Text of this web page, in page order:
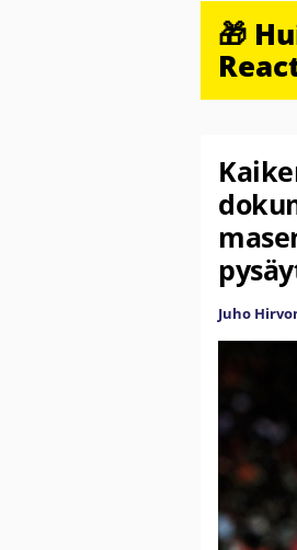
🎁
Juho